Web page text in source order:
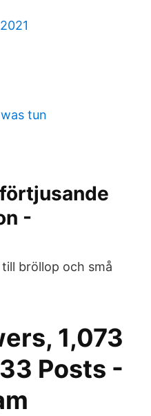
tun
-
bröllop och små
1,073
Posts -